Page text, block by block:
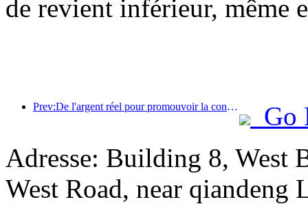
de revient inférieur, même
Prev:De l'argent réel pour promouvoir la consommation, de nombreux endroits ont émis des coupons de consommation culturelle et touristique le 1er mai
Go
Adresse: Building 8, West
West Road, near qiandeng